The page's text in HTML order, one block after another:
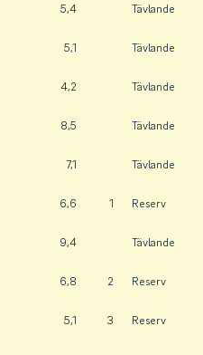
5,4 Tävlande
5,1 Tävlande
4,2 Tävlande
8,5 Tävlande
7,1 Tävlande
6,6 1 Reserv
9,4 Tävlande
6,8 2 Reserv
5,1 3 Reserv